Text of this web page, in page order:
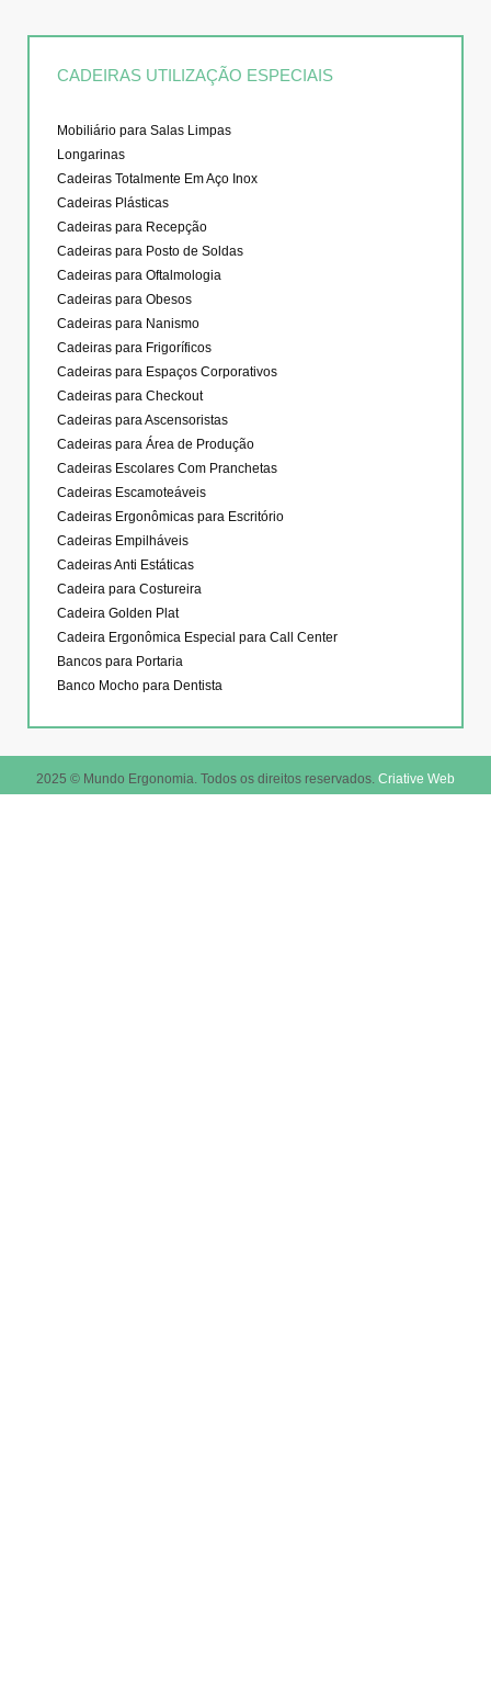
CADEIRAS UTILIZAÇÃO ESPECIAIS
Mobiliário para Salas Limpas
Longarinas
Cadeiras Totalmente Em Aço Inox
Cadeiras Plásticas
Cadeiras para Recepção
Cadeiras para Posto de Soldas
Cadeiras para Oftalmologia
Cadeiras para Obesos
Cadeiras para Nanismo
Cadeiras para Frigoríficos
Cadeiras para Espaços Corporativos
Cadeiras para Checkout
Cadeiras para Ascensoristas
Cadeiras para Área de Produção
Cadeiras Escolares Com Pranchetas
Cadeiras Escamoteáveis
Cadeiras Ergonômicas para Escritório
Cadeiras Empilháveis
Cadeiras Anti Estáticas
Cadeira para Costureira
Cadeira Golden Plat
Cadeira Ergonômica Especial para Call Center
Bancos para Portaria
Banco Mocho para Dentista
2025 © Mundo Ergonomia. Todos os direitos reservados. Criative Web